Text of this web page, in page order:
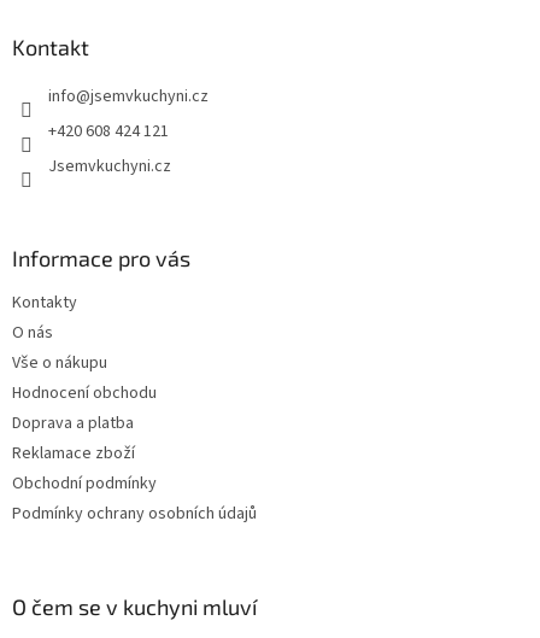
Kontakt
info@jsemvkuchyni.cz
+420 608 424 121
Jsemvkuchyni.cz
Informace pro vás
Kontakty
O nás
Vše o nákupu
Hodnocení obchodu
Doprava a platba
Reklamace zboží
Obchodní podmínky
Podmínky ochrany osobních údajů
O čem se v kuchyni mluví